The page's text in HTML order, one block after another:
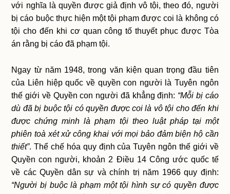
với nghĩa là quyền được giả định vô tội, theo đó, người
bị cáo buộc thực hiện một tội phạm được coi là không có
tội cho đến khi cơ quan công tố thuyết phục được Tòa
án rằng bị cáo đã phạm tội.
Ngay từ năm 1948, trong văn kiện quan trọng đầu tiên
của Liên hiệp quốc về quyền con người là Tuyên ngôn
thế giới về Quyền con người đã khẳng định: “Mỗi bị cáo
dù đã bị buộc tội có quyền được coi là vô tội cho đến khi
được chứng minh là phạm tội theo luật pháp tại một
phiên toà xét xử công khai với mọi bảo đảm biện hộ cần
thiết”. Thể chế hóa quy định của Tuyên ngôn thế giới về
Quyền con người, khoản 2 Điều 14 Công ước quốc tế
về các Quyền dân sự và chính trị năm 1966 quy định:
“Người bị buộc là phạm một tội hình sự có quyền được